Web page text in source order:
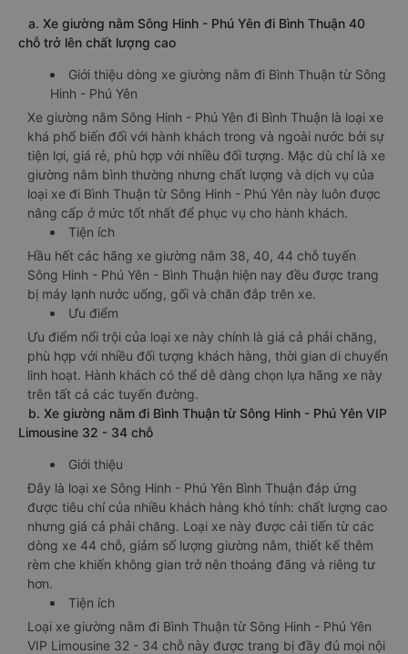
a. Xe giường nằm Sông Hinh - Phú Yên đi Bình Thuận 40
chỗ trở lên chất lượng cao
Giới thiệu dòng xe giường nằm đi Bình Thuận từ Sông
Hinh - Phú Yên
Xe giường nằm Sông Hinh - Phú Yên đi Bình Thuận là loại xe
khá phổ biến đối với hành khách trong và ngoài nước bởi sự
tiện lợi, giá rẻ, phù hợp với nhiều đối tượng. Mặc dù chỉ là xe
giường nằm bình thường nhưng chất lượng và dịch vụ của
loại xe đi Bình Thuận từ Sông Hinh - Phú Yên này luôn được
nâng cấp ở mức tốt nhất để phục vụ cho hành khách.
Tiện ích
Hầu hết các hãng xe giường nằm 38, 40, 44 chỗ tuyến
Sông Hinh - Phú Yên - Bình Thuận hiện nay đều được trang
bị máy lạnh nước uống, gối và chăn đắp trên xe.
Ưu điểm
Ưu điểm nổi trội của loại xe này chính là giá cả phải chăng,
phù hợp với nhiều đối tượng khách hàng, thời gian di chuyển
linh hoạt. Hành khách có thể dễ dàng chọn lựa hãng xe này
trên tất cả các tuyến đường.
b. Xe giường nằm đi Bình Thuận từ Sông Hinh - Phú Yên VIP
Limousine 32 - 34 chỗ
Giới thiệu
Đây là loại xe Sông Hinh - Phú Yên Bình Thuận đáp ứng
được tiêu chí của nhiều khách hàng khó tính: chất lượng cao
nhưng giá cả phải chăng. Loại xe này được cải tiến từ các
dòng xe 44 chỗ, giảm số lượng giường nằm, thiết kế thêm
rèm che khiến không gian trở nên thoáng đãng và riêng tư
hơn.
Tiện ích
Loại xe giường nằm đi Bình Thuận từ Sông Hinh - Phú Yên
VIP Limousine 32 - 34 chỗ này được trang bị đầy đủ mọi nội